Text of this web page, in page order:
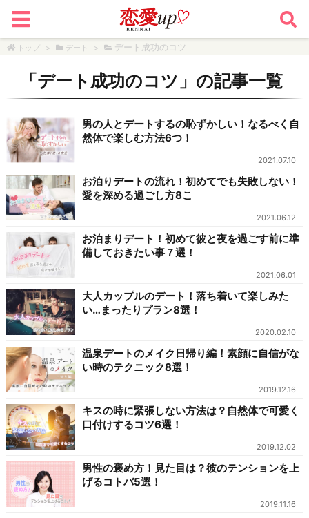
トップ > デート > デート成功のコツ
「デート成功のコツ 」の記事一覧
男の人とデートするの恥ずかしい！なるべく自
然体で楽しむ方法6つ！
2021.07.10
お泊りデートの流れ！初めてでも失敗しない！
愛を深める過ごし方8こ
2021.06.12
お泊まりデート！初めて彼と夜を過ごす前に準
備しておきたい事７選！
2021.06.01
大人カップルのデート！落ち着いて楽しみた
い…まったりプラン8選！
2020.02.10
温泉デートのメイク日帰り編！素顔に自信がな
い時のテクニック8選！
2019.12.16
キスの時に緊張しない方法は？自然体で可愛く
口付けするコツ6選！
2019.12.02
男性の褒め方！見た目は？彼のテンションを上
げるコトバ5選！
2019.11.16